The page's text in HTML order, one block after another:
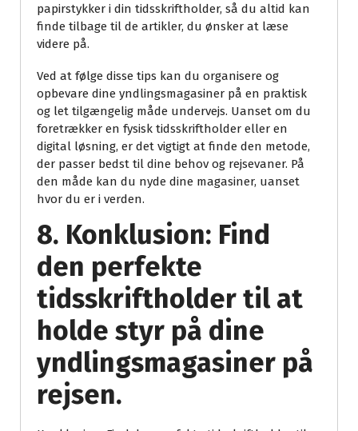
papirstykker i din tidsskriftholder, så du altid kan
finde tilbage til de artikler, du ønsker at læse
videre på.
Ved at følge disse tips kan du organisere og
opbevare dine yndlingsmagasiner på en praktisk
og let tilgængelig måde undervejs. Uanset om du
foretrækker en fysisk tidsskriftholder eller en
digital løsning, er det vigtigt at finde den metode,
der passer bedst til dine behov og rejsevaner. På
den måde kan du nyde dine magasiner, uanset
hvor du er i verden.
8. Konklusion: Find
den perfekte
tidsskriftholder til at
holde styr på dine
yndlingsmagasiner på
rejsen.